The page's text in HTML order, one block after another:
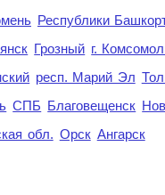
Республики
Грозный г.
респ. Марий Эл
СПБ Благовещенск
обл. Орск Ангарск